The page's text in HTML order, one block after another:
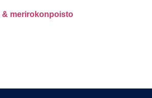
& merirokonpoisto